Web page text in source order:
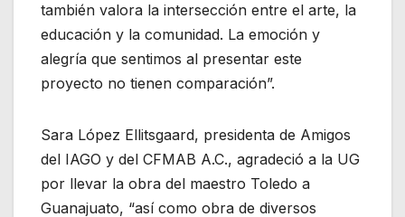
también valora la intersección entre el arte, la
educación y la comunidad. La emoción y
alegría que sentimos al presentar este
proyecto no tienen comparación”.
Sara López Ellitsgaard, presidenta de Amigos
del IAGO y del CFMAB A.C., agradeció a la UG
por llevar la obra del maestro Toledo a
Guanajuato, “así como obra de diversos